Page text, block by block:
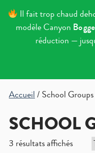
Il fait trop chaud
modèle Canyon
réduction —
Accueil/ School Groups
SCHOOL
3 résultats affichés